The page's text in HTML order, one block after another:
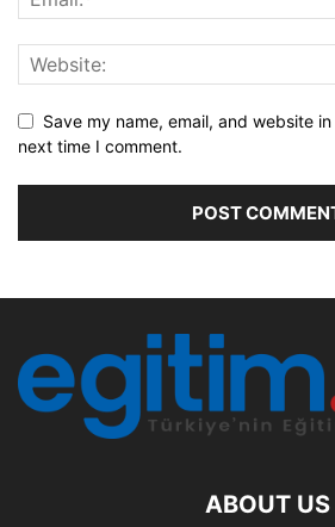
Save my name, email, and website
next time I comment.
ABOUT US